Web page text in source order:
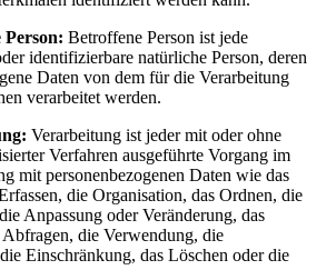
Person: Betroffene Person ist jede
identifizierbare natürliche Person, deren
Daten von dem für die Verarbeitung
verarbeitet werden.
Verarbeitung ist jeder mit oder ohne
Verfahren ausgeführte Vorgang im
mit personenbezogenen Daten wie das
die Organisation, das Ordnen, die
Anpassung oder Veränderung, das
Abfragen, die Verwendung, die
Einschränkung, das Löschen oder die